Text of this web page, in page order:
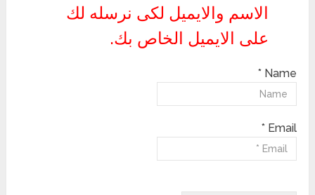
الاسم والايميل لكى نرسله لك
على الايميل الخاص بك.
Name *
Email *